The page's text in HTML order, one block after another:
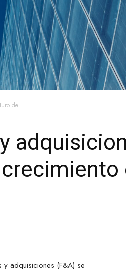
del...
adquisiciones (F&A) se